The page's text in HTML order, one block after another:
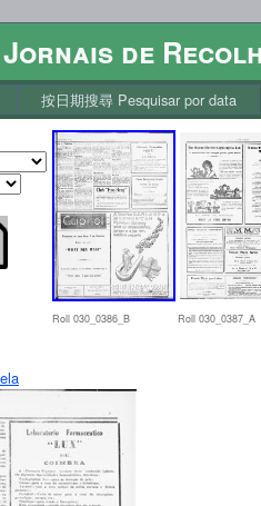
Jornais de
按日期搜尋 Pesquisar por data
Roll 030_0386_B Roll 030_0387_A